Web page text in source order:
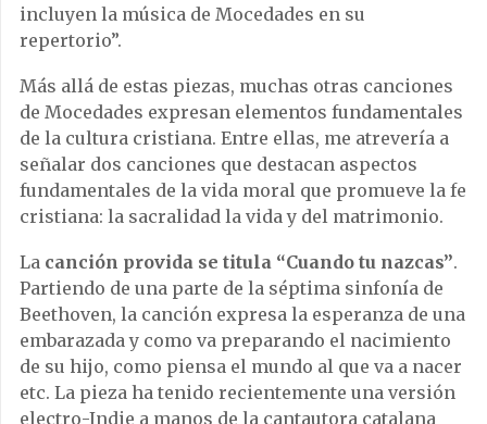
incluyen la música de Mocedades en su
repertorio”.
Más allá de estas piezas, muchas otras canciones
de Mocedades expresan elementos fundamentales
de la cultura cristiana. Entre ellas, me atrevería a
señalar dos canciones que destacan aspectos
fundamentales de la vida moral que promueve la fe
cristiana: la sacralidad la vida y del matrimonio.
La canción provida se titula “Cuando tu nazcas”.
Partiendo de una parte de la séptima sinfonía de
Beethoven, la canción expresa la esperanza de una
embarazada y como va preparando el nacimiento
de su hijo, como piensa el mundo al que va a nacer
etc. La pieza ha tenido recientemente una versión
electro-Indie a manos de la cantautora catalana